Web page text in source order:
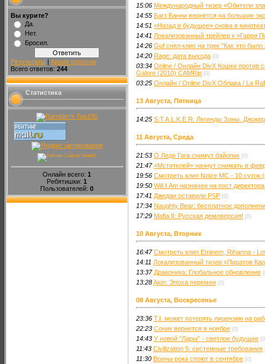
Вы курите?
Да.
Нет.
Бросил.
Результаты | Архив опросов
Всего ответов: 244
Статистика
Онлайн всего: 1
Ребятишки: 1
Пользователей: 0
15:06 Международный тизер «Обители
14:55 Багз Банни вернётся на большие
14:51 «Назад в будущее» снова в
14:41 Локализованный трейлер к «Гарри
14:26 Guf снял клип на трек "Как это было
14:20 Rage: дата выхода (0)
03:34 Online / Онлайн DivX Кошки против
Galore (2010) CAMRip (0)
03:25 Онлайн / Online DivX Облава / La
13 Августа, Пятница
14:25 S.T.A.L.K.E.R. Легенды Зоны.
11 Августа, Среда
21:53 О Леди Гага снимут байопик (0)
21:47 «Мстителей» начнут снимать в
19:56 Смотреть клип Noize MC - 10 суток
19:50 Will.I.Am назначен на пост
17:41 Джедаи оставили PSP (0)
17:34 Naughty Bear: бесплатное
17:29 Mafia II: Русская демоверсия! (0)
10 Августа, Вторник
16:47 Смотреть клип Eminem, Rihanna -
14:11 Локализованный тизер «Пиратов
13:37 Драконика: Глобальное обновление
13:28Aion: Эпоха перемен (0)
08 Августа, Воскресенье
23:36 T.I. может потерять лицензию на
22:23 Соник вернется в ноябре (0)
14:43 У новой "Лары" - светлое будущее
11:43 Civilization 5: системные требования
11:30 Воины рока споют в сентябре (0)